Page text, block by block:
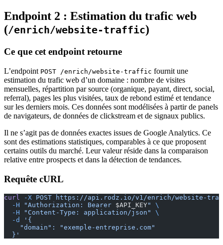
Endpoint 2 : Estimation du trafic web
(/enrich/website-traffic)
Ce que cet endpoint retourne
L’endpoint POST /enrich/website-traffic fournit une
estimation du trafic web d’un domaine : nombre de visites
mensuelles, répartition par source (organique, payant, direct, social,
referral), pages les plus visitées, taux de rebond estimé et tendance
sur les derniers mois. Ces données sont modélisées à partir de panels
de navigateurs, de données de clickstream et de signaux publics.
Il ne s’agit pas de données exactes issues de Google Analytics. Ce
sont des estimations statistiques, comparables à ce que proposent
certains outils du marché. Leur valeur réside dans la comparaison
relative entre prospects et dans la détection de tendances.
Requête cURL
curl -X POST https://api.rodz.io/v1/enrich/website-
  -H
"Authorization: Bearer $API_KEY"
\
  -H
"Content-Type: application/json"
\
  -d
'{
    "domain": "exemple-entreprise.com"
  }'